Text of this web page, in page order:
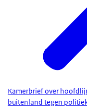
Kamerbrief over
buitenland tegen